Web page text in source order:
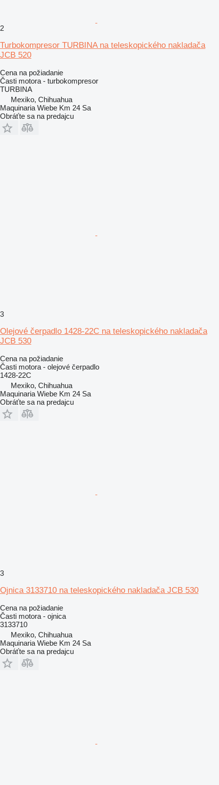
2
Turbokompresor TURBINA na teleskopického nakladača
JCB 520
Cena na požiadanie
Časti motora - turbokompresor
TURBINA
Mexiko, Chihuahua
Maquinaria Wiebe Km 24 Sa
Obráťte sa na predajcu
3
Olejové čerpadlo 1428-22C na teleskopického nakladača
JCB 530
Cena na požiadanie
Časti motora - olejové čerpadlo
1428-22C
Mexiko, Chihuahua
Maquinaria Wiebe Km 24 Sa
Obráťte sa na predajcu
3
Ojnica 3133710 na teleskopického nakladača JCB 530
Cena na požiadanie
Časti motora - ojnica
3133710
Mexiko, Chihuahua
Maquinaria Wiebe Km 24 Sa
Obráťte sa na predajcu